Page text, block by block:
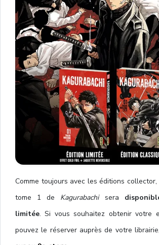
Comme toujours avec les éditions
tome 1 de Kagurabachi sera
limitée. Si vous souhaitez obtenir votre
pouvez le réserver auprès de votre